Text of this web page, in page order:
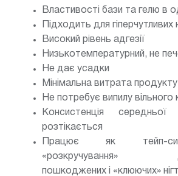
Властивості бази та гелю в
Підходить для гіперчутливих
Високий рівень адгезії
Низькотемпературний, не
Не дає усадки
Мінімальна витрата продукту
Не потребує випилу вільного
Консистенція середньої
розтікається
Працює як тейп-
«розкручування»
пошкоджених і «клюючих»